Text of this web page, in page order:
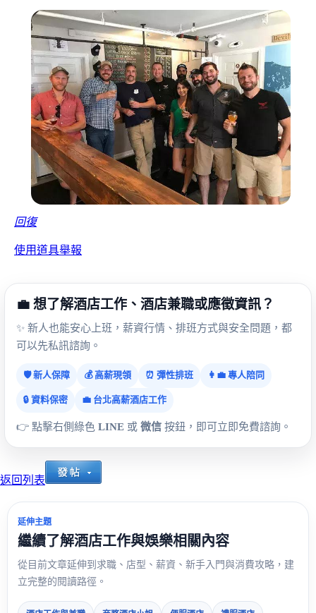
回復
使用道具舉報
💼 想了解酒店工作、酒店兼職或應徵資訊？
✨ 新人也能安心上班，薪資行情、排班方式與安全問題，都
可以先私訊諮詢。
🛡️ 新人保障 💰 高薪現領 ⏰ 彈性排班 👩‍💼 專人陪同
🔒 資料保密 💼 台北高薪酒店工作
👉 點擊右側綠色 LINE 或 微信 按鈕，即可立即免費諮詢。
返回列表
延伸主題
繼續了解酒店工作與娛樂相關內容
從目前文章延伸到求職、店型、薪資、新手入門與消費攻略，建
立完整的閱讀路徑。